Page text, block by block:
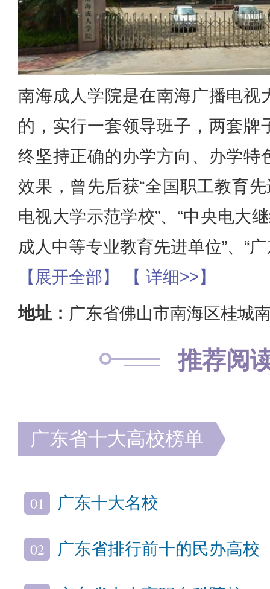
南海成人学院是在南海广播电视
的，实行一套领导班子，两套牌
终坚持正确的办学方向、办学特
效果，曾先后获“全国职工教育
电视大学示范学校”、“中央电大
成人中等专业教育先进单位”、“
【展开全部】
【 详细>>】
地址： 广东省佛山市南海区桂城
推荐阅
广东省十大高校榜单
01 广东十大名校
02 广东省排行前十的民办高校